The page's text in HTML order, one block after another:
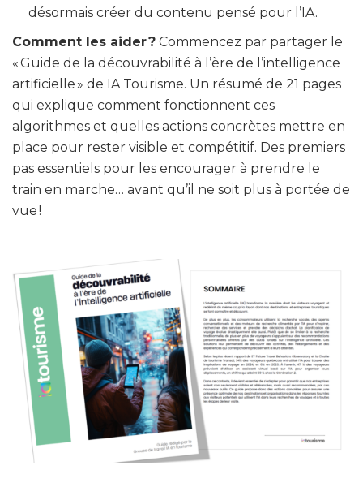
désormais créer du contenu pensé pour l’IA.
Comment les aider ? Commencez par partager le
« Guide de la découvrabilité à l’ère de l’intelligence
artificielle » de IA Tourisme. Un résumé de 21 pages
qui explique comment fonctionnent ces
algorithmes et quelles actions concrètes mettre en
place pour rester visible et compétitif. Des premiers
pas essentiels pour les encourager à prendre le
train en marche… avant qu’il ne soit plus à portée de
vue !